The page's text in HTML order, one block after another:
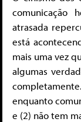
comunicação
atrasada
está
mais uma vez
algumas
enquanto
e (2) não tem